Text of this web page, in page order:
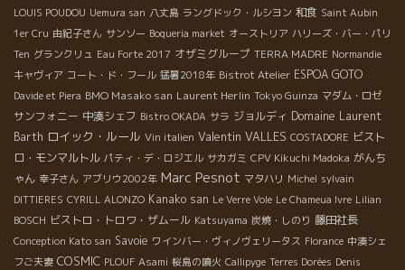
LOUIS POUDOU Uemura san 八丈島 ラングドック・ルシヨン 和食 Saint Aubin
1er Cru 由紀子さん サンソー Boqueria market オーストリア ハリーズ・バー・パリ
Ten グランクリュ Eau Forte 2017 オザミグループ TERRA MADRE Normandie
キャヴィア コート・ド・フール 猛暑2018年 Bistrot Atelier ESPOA GOTO
Davide et Piera BMO Masako san Laurent Herlin Tokyo Guinza マダム・ロゼ
サンフォニー 中湊シェフ Bistro OKADA サラ ジョルディ Domaine Laurent
Barth ロイック・ルール Vin italien Valentin VALLES COSTADORE ビスト
ロ・モンマルトル パティ・デ・ロジエル サカガミ CPV Kikuchi Madoka がんち
ゃん 幸子さん アブリウ2002年 Marc Pesnot マタハリ Michel sylvain
DITTIERES CYRILL ALONZO Kanako san Le Verre Vole Le Chameua Ivre Lilian
BOSCH ビストロ・トロワ・ザムール Katsuyama 炭焼・しのり 藤田社長
Conception Kato san Savoie ワインバー・ヴィノヴェリータス Florance 中湊シェ
フご夫妻 COSMIC PLOUF Asami 桜島の噴火 Callipyge Terres Dorées Denis